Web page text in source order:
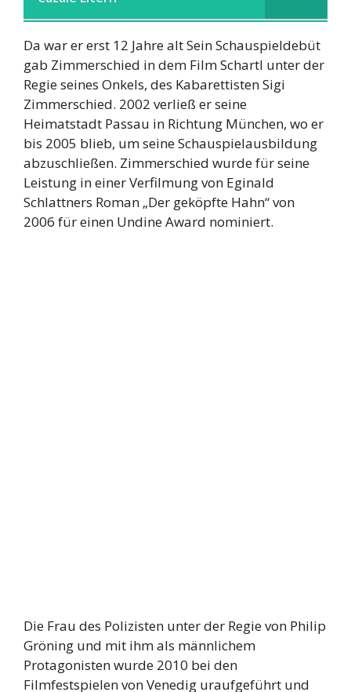
Da war er erst 12 Jahre alt Sein Schauspieldebüt
gab Zimmerschied in dem Film Schartl unter der
Regie seines Onkels, des Kabarettisten Sigi
Zimmerschied. 2002 verließ er seine
Heimatstadt Passau in Richtung München, wo er
bis 2005 blieb, um seine Schauspielausbildung
abzuschließen. Zimmerschied wurde für seine
Leistung in einer Verfilmung von Eginald
Schlattners Roman „Der geköpfte Hahn“ von
2006 für einen Undine Award nominiert.
Die Frau des Polizisten unter der Regie von Philip
Gröning und mit ihm als männlichem
Protagonisten wurde 2010 bei den
Filmfestspielen von Venedig uraufgeführt und